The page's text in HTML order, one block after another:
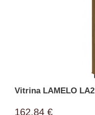
Vitrina LAMELO LA2
162,84 €